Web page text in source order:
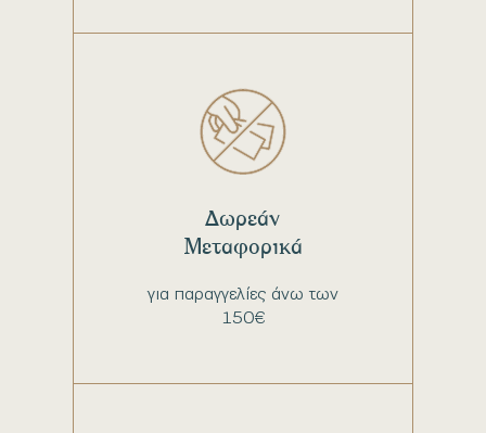
για παραγγελίες άνω των
150€
Δωρεάν
Μεταφορικά